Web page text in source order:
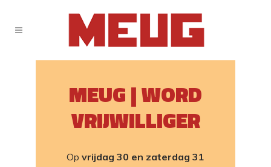
MEUG | WORD
VRIJWILLIGER
Op vrijdag 30 en zaterdag 31